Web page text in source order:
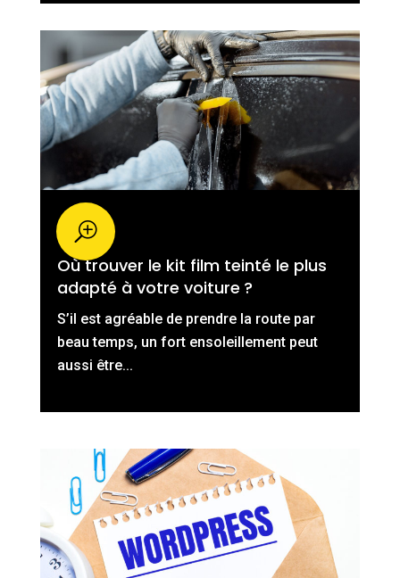
Où trouver le kit film teinté le plus
adapté à votre voiture ?
S’il est agréable de prendre la route par
beau temps, un fort ensoleillement peut
aussi être...